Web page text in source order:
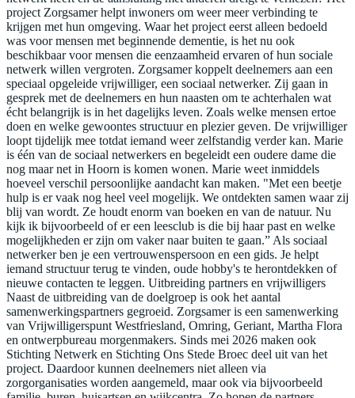
project Zorgsamer helpt inwoners om weer meer verbinding te
krijgen met hun omgeving. Waar het project eerst alleen bedoeld
was voor mensen met beginnende dementie, is het nu ook
beschikbaar voor mensen die eenzaamheid ervaren of hun sociale
netwerk willen vergroten. Zorgsamer koppelt deelnemers aan een
speciaal opgeleide vrijwilliger, een sociaal netwerker. Zij gaan in
gesprek met de deelnemers en hun naasten om te achterhalen wat
écht belangrijk is in het dagelijks leven. Zoals welke mensen ertoe
doen en welke gewoontes structuur en plezier geven. De vrijwilliger
loopt tijdelijk mee totdat iemand weer zelfstandig verder kan. Marie
is één van de sociaal netwerkers en begeleidt een oudere dame die
nog maar net in Hoorn is komen wonen. Marie weet inmiddels
hoeveel verschil persoonlijke aandacht kan maken. "Met een beetje
hulp is er vaak nog heel veel mogelijk. We ontdekten samen waar zij
blij van wordt. Ze houdt enorm van boeken en van de natuur. Nu
kijk ik bijvoorbeeld of er een leesclub is die bij haar past en welke
mogelijkheden er zijn om vaker naar buiten te gaan.” Als sociaal
netwerker ben je een vertrouwenspersoon en een gids. Je helpt
iemand structuur terug te vinden, oude hobby's te herontdekken of
nieuwe contacten te leggen. Uitbreiding partners en vrijwilligers
Naast de uitbreiding van de doelgroep is ook het aantal
samenwerkingspartners gegroeid. Zorgsamer is een samenwerking
van Vrijwilligerspunt Westfriesland, Omring, Geriant, Martha Flora
en ontwerpbureau morgenmakers. Sinds mei 2026 maken ook
Stichting Netwerk en Stichting Ons Stede Broec deel uit van het
project. Daardoor kunnen deelnemers niet alleen via
zorgorganisaties worden aangemeld, maar ook via bijvoorbeeld